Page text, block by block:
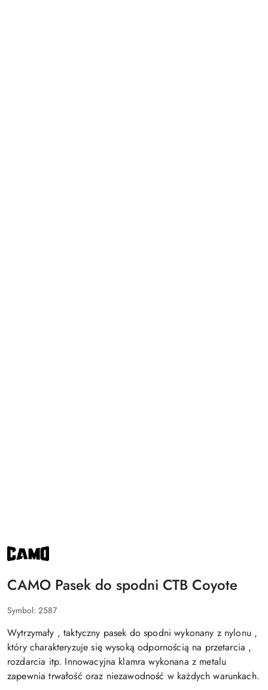
NAZWA
PRODUCENTA:
CAMO Pasek do spodni CTB Coyote
Symbol: 2587
Wytrzymały , taktyczny pasek do spodni wykonany z nylonu ,
który charakteryzuje się wysoką odpornością na przetarcia ,
rozdarcia itp. Innowacyjna klamra wykonana z metalu
zapewnia trwałość oraz niezawodność w każdych warunkach.